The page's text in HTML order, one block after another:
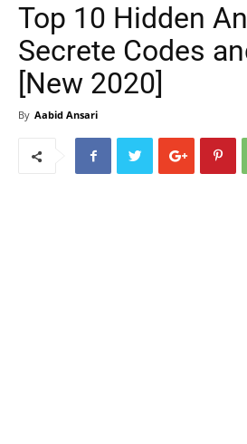
Top 10 Hidden
Secrete Codes
[New 2020]
By Aabid Ansari